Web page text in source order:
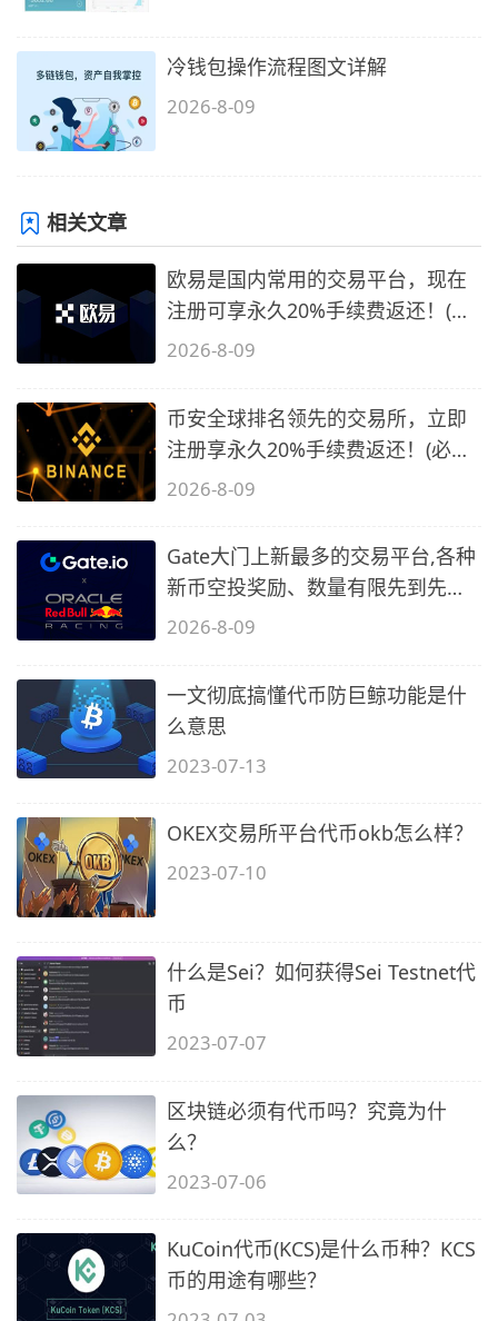
冷钱包操作流程图文详解
2026-8-09
相关文章
欧易是国内常用的交易平台，现在
注册可享永久20%手续费返还！(必
备1)
2026-8-09
币安全球排名领先的交易所，立即
注册享永久20%手续费返还！(必备
2)
2026-8-09
Gate大门上新最多的交易平台,各种
新币空投奖励、数量有限先到先
得…
2026-8-09
一文彻底搞懂代币防巨鲸功能是什
么意思
2023-07-13
OKEX交易所平台代币okb怎么样？
2023-07-10
什么是Sei？如何获得Sei Testnet代
币
2023-07-07
区块链必须有代币吗？究竟为什
么？
2023-07-06
KuCoin代币(KCS)是什么币种？KCS
币的用途有哪些？